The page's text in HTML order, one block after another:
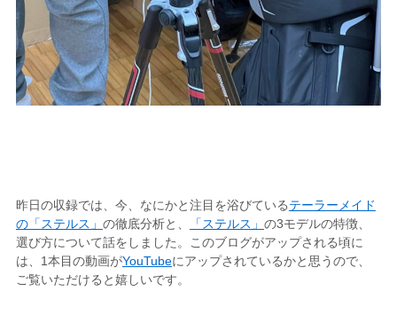
昨日の収録では、今、なにかと注目を浴びているテーラーメイド
の「ステルス」 の徹底分析と、 「ステルス」 の3モデルの特徴、
選び方について話をしました。このブログがアップされる頃に
は、1本目の動画がYouTubeにアップされているかと思うので、
ご覧いただけると嬉しいです。